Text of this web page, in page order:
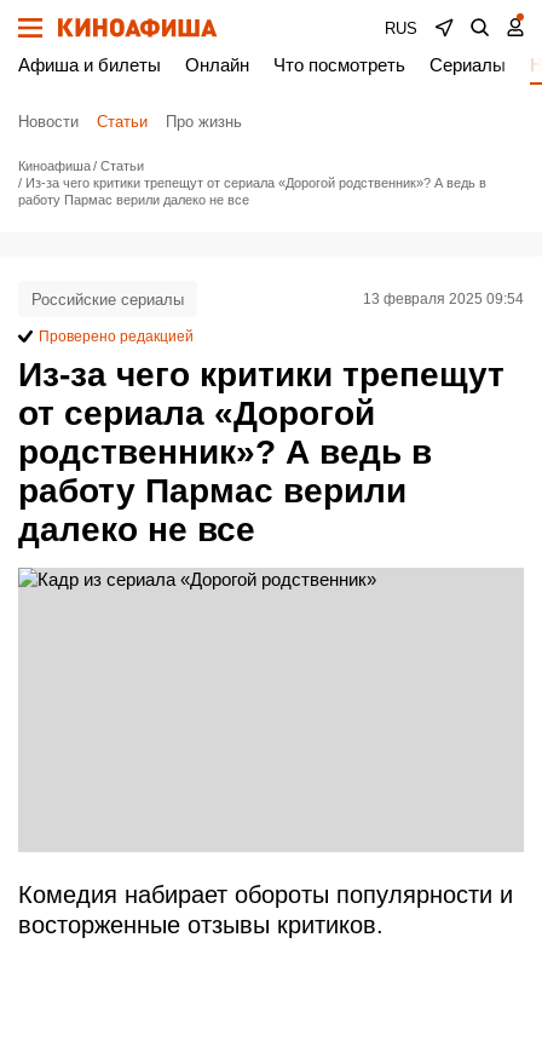
RUS
Афиша и билеты Онлайн Что посмотреть Сериалы
Новости Статьи Про жизнь
Киноафиша
Статьи
Из-за чего критики трепещут от сериала «Дорогой родственник»? А ведь в
работу Пармас верили далеко не все
Из-за чего критики трепещут
от сериала «Дорогой
родственник»? А ведь в
работу Пармас верили
далеко не все
Российские сериалы 13 февраля 2025 09:54
Проверено редакцией
Комедия набирает обороты популярности и
восторженные отзывы критиков.